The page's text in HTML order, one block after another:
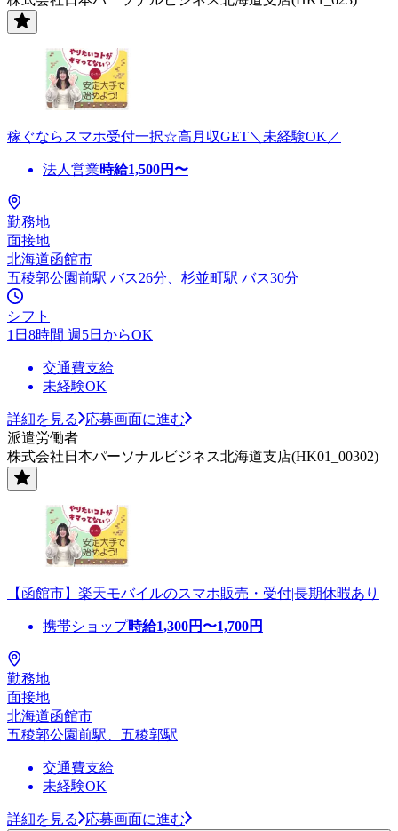
稼ぐならスマホ受付一択☆高月収GET＼未経験OK／
法人営業時給1,500円〜
勤務地
面接地
北海道函館市
五稜郭公園前駅 バス26分、杉並町駅 バス30分
シフト
1日8時間 週5日からOK
交通費支給
未経験OK
詳細を見る
応募画面に進む
派遣労働者
株式会社日本パーソナルビジネス北海道支店(HK01_00302)
【函館市】楽天モバイルのスマホ販売・受付|長期休暇あり
携帯ショップ時給1,300円〜1,700円
勤務地
面接地
北海道函館市
五稜郭公園前駅、五稜郭駅
交通費支給
未経験OK
詳細を見る 応募画面に進む